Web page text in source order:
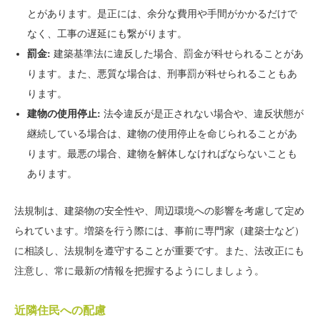
とがあります。是正には、余分な費用や手間がかかるだけで
なく、工事の遅延にも繋がります。
罰金: 建築基準法に違反した場合、罰金が科せられることがあ
ります。また、悪質な場合は、刑事罰が科せられることもあ
ります。
建物の使用停止: 法令違反が是正されない場合や、違反状態が
継続している場合は、建物の使用停止を命じられることがあ
ります。最悪の場合、建物を解体しなければならないことも
あります。
法規制は、建築物の安全性や、周辺環境への影響を考慮して定め
られています。増築を行う際には、事前に専門家（建築士など）
に相談し、法規制を遵守することが重要です。また、法改正にも
注意し、常に最新の情報を把握するようにしましょう。
近隣住民への配慮